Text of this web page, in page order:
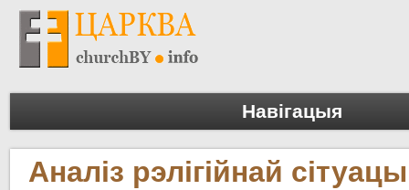
Навігацыя
Аналіз рэлігійнай